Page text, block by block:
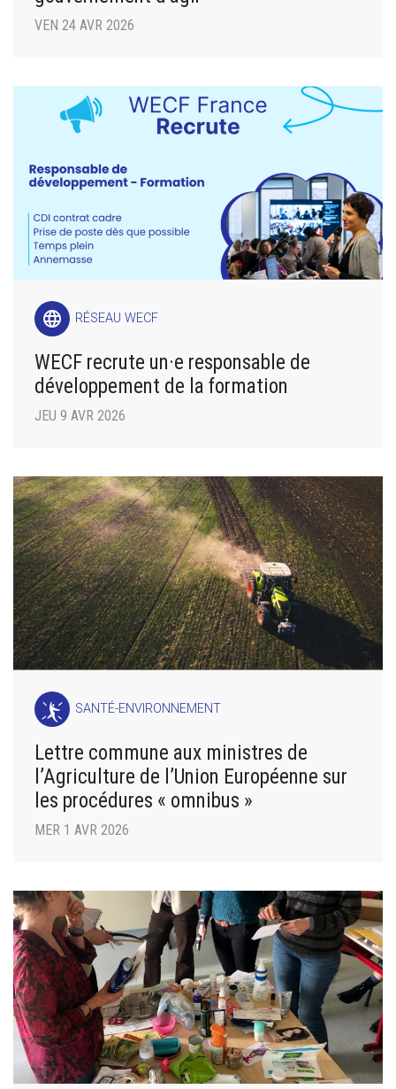
VEN 24 AVR 2026
language RÉSEAU WECF
WECF recrute un·e responsable de
développement de la formation
JEU 9 AVR 2026
SANTÉ-ENVIRONNEMENT
Lettre commune aux ministres de
l’Agriculture de l’Union Européenne sur
les procédures « omnibus »
MER 1 AVR 2026